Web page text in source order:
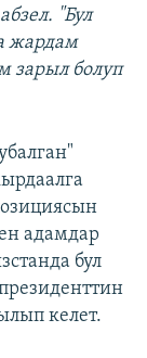
"Бул
жардам
зарыл болуп
адамдар
бул
келет.